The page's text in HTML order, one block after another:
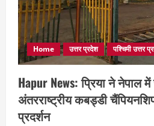
Home उत्तर प्रदेश पश्चिमी उत्तर
Hapur News: प्रिया ने नेपाल
अंतरराष्ट्रीय कबड्डी
प्रदर्शन